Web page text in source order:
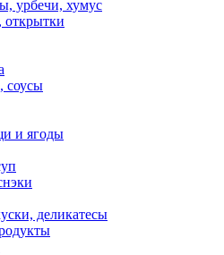
урбечи, хумус
открытки
соусы
и ягоды
деликатесы